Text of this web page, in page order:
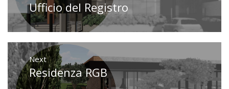
Previous
post:
Ufficio del Registro
Next
Next
post:
Residenza RGB